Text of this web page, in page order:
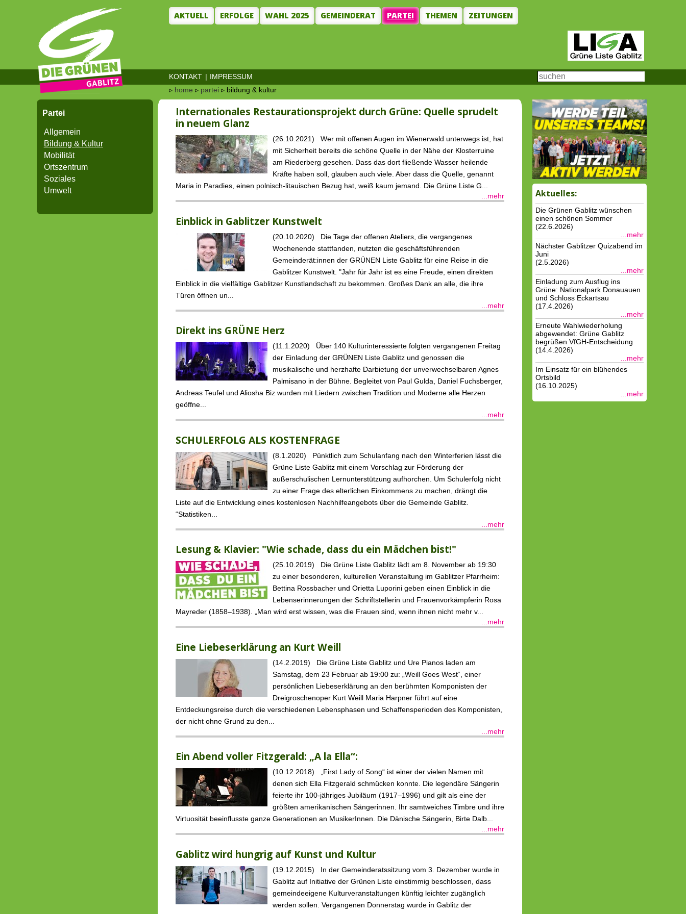
AKTUELL ERFOLGE WAHL 2025 GEMEINDERAT PARTEI THEMEN ZEITUNGEN
KONTAKT | IMPRESSUM
▹ home ▹ partei ▹ bildung & kultur
Partei
Allgemein
Bildung & Kultur
Mobilität
Ortszentrum
Soziales
Umwelt
Internationales Restaurationsprojekt durch Grüne: Quelle sprudelt
in neuem Glanz
(26.10.2021) Wer mit offenen Augen im Wienerwald unterwegs ist, hat
mit Sicherheit bereits die schöne Quelle in der Nähe der Klosterruine
am Riederberg gesehen. Dass das dort fließende Wasser heilende
Kräfte haben soll, glauben auch viele. Aber dass die Quelle, genannt
Maria in Paradies, einen polnisch-litauischen Bezug hat, weiß kaum jemand. Die Grüne Liste G...
...mehr
Einblick in Gablitzer Kunstwelt
(20.10.2020) Die Tage der offenen Ateliers, die vergangenes
Wochenende stattfanden, nutzten die geschäftsführenden
Gemeinderät:innen der GRÜNEN Liste Gablitz für eine Reise in die
Gablitzer Kunstwelt. "Jahr für Jahr ist es eine Freude, einen direkten
Einblick in die vielfältige Gablitzer Kunstlandschaft zu bekommen. Großes Dank an alle, die ihre
Türen öffnen un...
...mehr
Direkt ins GRÜNE Herz
(11.1.2020) Über 140 Kulturinte­ressierte folgten vergangenen Freitag
der Einladung der GRÜNEN Liste Gablitz und genossen die
musikalische und herzhafte Darbietung der unverwechselbaren Agnes
Palmisano in der Bühne. Begleitet von Paul Gulda, Daniel Fuchsberger,
Andreas Teufel und Aliosha Biz wurden mit Liedern zwischen Tradition und Moderne alle Herzen
geöffne...
...mehr
SCHULERFOLG ALS KOSTENFRAGE
(8.1.2020) Pünktlich zum Schulanfang nach den Winterferien lässt die
Grüne Liste Gablitz mit einem Vorschlag zur Förderung der
außerschulischen Lernunterstützung aufhorchen. Um Schulerfolg nicht
zu einer Frage des elterlichen Einkommens zu machen, drängt die
Liste auf die Entwicklung eines kostenlosen Nachhilfeangebots über die Gemeinde Gablitz.
“Statistiken...
...mehr
Lesung & Klavier: "Wie schade, dass du ein Mädchen bist!"
(25.10.2019) Die Grüne Liste Gablitz lädt am 8. November ab 19:30
zu einer besonderen, kulturellen Veranstaltung im Gablitzer Pfarrheim:
Bettina Rossbacher und Orietta Luporini geben einen Einblick in die
Lebenserinnerungen der Schriftstellerin und Frauenvorkämpferin Rosa
Mayreder (1858–1938). „Man wird erst wissen, was die Frauen sind, wenn ihnen nicht mehr v...
...mehr
Eine Liebeserklärung an Kurt Weill
(14.2.2019) Die Grüne Liste Gablitz und Ure Pianos laden am
Samstag, dem 23 Februar ab 19:00 zu: „Weill Goes West“, einer
persönlichen Liebeserklärung an den berühmten Komponisten der
Dreigroschenoper Kurt Weill Maria Harpner führt auf eine
Entdeckungsreise durch die verschiedenen Lebensphasen und Schaffensperioden des Komponisten,
der nicht ohne Grund zu den...
...mehr
Ein Abend voller Fitzgerald: „A la Ella“:
(10.12.2018) „First Lady of Song“ ist einer der vielen Namen mit
denen sich Ella Fitzgerald schmücken konnte. Die legendäre Sängerin
feierte ihr 100-jähriges Jubiläum (1917–1996) und gilt als eine der
größten amerikanischen Sängerinnen. Ihr samtweiches Timbre und ihre
Virtuosität beeinflusste ganze Generationen an MusikerInnen. Die Dänische Sängerin, Birte Dalb...
...mehr
Gablitz wird hungrig auf Kunst und Kultur
(19.12.2015) In der Gemeinderatssitzung vom 3. Dezember wurde in
Gablitz auf Initiative der Grünen Liste einstimmig beschlossen, dass
gemeindeeigene Kulturveranstal­tungen künftig leichter zugänglich
werden sollen. Vergangenen Donnerstag wurde in Gablitz der
Aktuelles:
Die Grünen Gablitz wünschen
einen schönen Sommer
(22.6.2026)
...mehr
Nächster Gablitzer Quizabend im
Juni
(2.5.2026)
...mehr
Einladung zum Ausflug ins
Grüne: Nationalpark Donauauen
und Schloss Eckartsau
(17.4.2026)
...mehr
Erneute Wahlwiederholung
abgewendet: Grüne Gablitz
begrüßen VfGH-Entscheidung
(14.4.2026)
...mehr
Im Einsatz für ein blühendes
Ortsbild
(16.10.2025)
...mehr